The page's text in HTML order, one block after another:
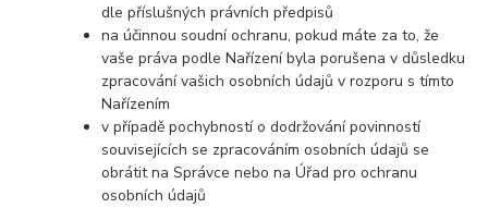
dle příslušných právních předpisů
na účinnou soudní ochranu, pokud máte za to, že
vaše práva podle Nařízení byla porušena v důsledku
zpracování vašich osobních údajů v rozporu s tímto
Nařízením
v případě pochybností o dodržování povinností
souvisejících se zpracováním osobních údajů se
obrátit na Správce nebo na Úřad pro ochranu
osobních údajů